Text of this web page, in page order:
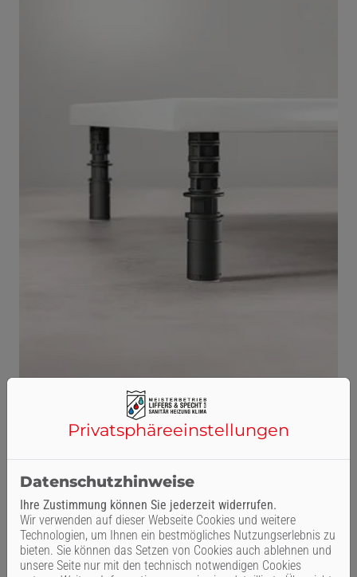
Privatsphäre­einstellungen
Datenschutzhinweise
Ihre Zustimmung können Sie jederzeit widerrufen.
Wir verwenden auf dieser Webseite Cookies und weitere
Technologien, um Ihnen ein bestmögliches Nutzungserlebnis zu
bieten. Sie können das Setzen von Cookies auch ablehnen und
unsere Seite nur mit den technisch notwendigen Cookies